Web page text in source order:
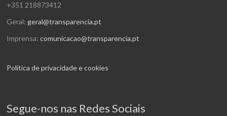
+351 218873412
Geral: geral@transparencia.pt
Imprensa:comunicacao@transparencia.pt
Política de privacidade e cookies
Segue-nos nas Redes Sociais